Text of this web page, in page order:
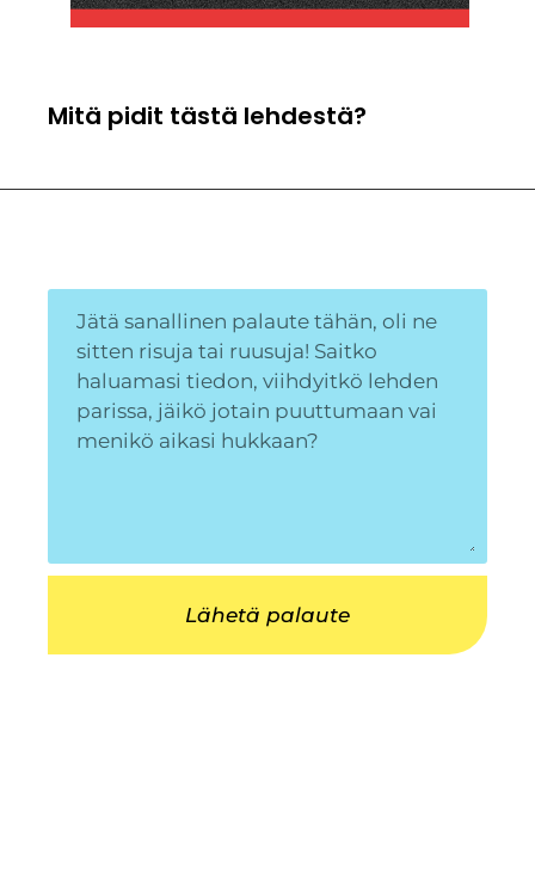
Mitä pidit tästä lehdestä?
Lähetä palaute